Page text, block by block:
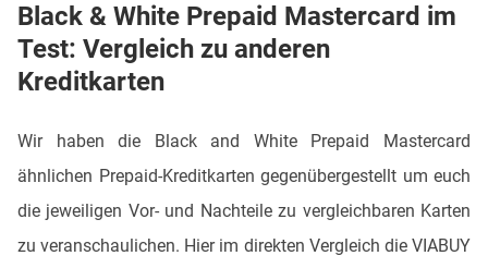
Black & White Prepaid Mastercard im
Test: Vergleich zu anderen
Kreditkarten
Wir haben die Black and White Prepaid Mastercard
ähnlichen Prepaid-Kreditkarten gegenübergestellt um euch
die jeweiligen Vor- und Nachteile zu vergleichbaren Karten
zu veranschaulichen. Hier im direkten Vergleich die VIABUY